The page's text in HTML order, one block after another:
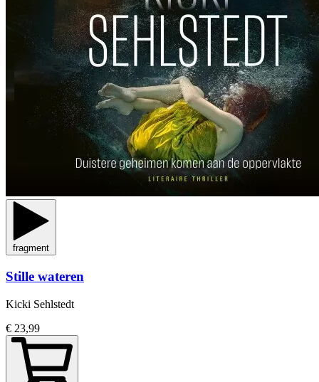
fragment
Stille wateren
Kicki Sehlstedt
€ 23,99